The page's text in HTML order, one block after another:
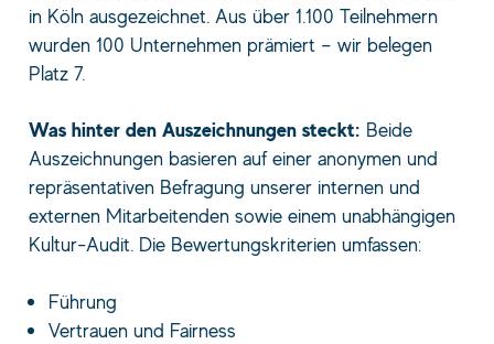
in Köln ausgezeichnet. Aus über 1.100 Teilnehmern
wurden 100 Unternehmen prämiert – wir belegen
Platz 7.
Was hinter den Auszeichnungen steckt: Beide
Auszeichnungen basieren auf einer anonymen und
repräsentativen Befragung unserer internen und
externen Mitarbeitenden sowie einem unabhängigen
Kultur-Audit. Die Bewertungskriterien umfassen:
Führung
Vertrauen und Fairness